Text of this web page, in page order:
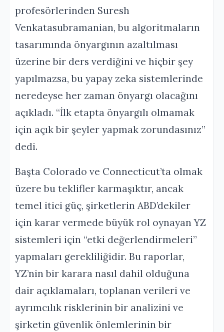
profesörlerinden Suresh
Venkatasubramanian, bu algoritmaların
tasarımında önyargının azaltılması
üzerine bir ders verdiğini ve hiçbir şey
yapılmazsa, bu yapay zeka sistemlerinde
neredeyse her zaman önyargı olacağını
açıkladı. “İlk etapta önyargılı olmamak
için açık bir şeyler yapmak zorundasınız”
dedi.
Başta Colorado ve Connecticut’ta olmak
üzere bu teklifler karmaşıktır, ancak
temel itici güç, şirketlerin ABD’dekiler
için karar vermede büyük rol oynayan YZ
sistemleri için “etki değerlendirmeleri”
yapmaları gerekliliğidir. Bu raporlar,
YZ’nin bir karara nasıl dahil olduğuna
dair açıklamaları, toplanan verileri ve
ayrımcılık risklerinin bir analizini ve
şirketin güvenlik önlemlerinin bir